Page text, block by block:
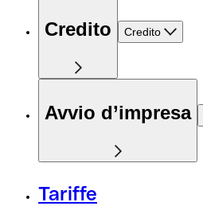
Credito Credito
Avvio d’impresa
Tariffe